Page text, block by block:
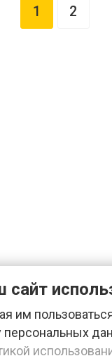
1 2
сайт
им
персональных